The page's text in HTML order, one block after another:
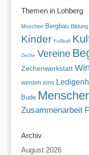
Themen in Lohberg
Moschee Bergbau Bildung
Kinder Fußball
Zeche Vereine
Zechenwerkstatt
werden eins
Bude
Zusammenarbeit
Archiv
August 2026